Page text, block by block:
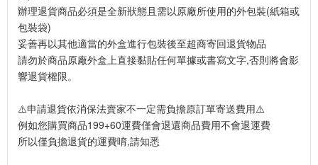
辦理退貨商品必須是全新狀態且需以原廠所使用的外包裝(紙箱或
包裝袋)
妥善再以其他適當的外盒進行包裝後至超商寄回退貨物品
請勿於商品原廠外盒上直接黏貼任何單據或書寫文字,否則將會影
響退貨權限。
⚠️申請退貨依消保法賣家不一定需負擔原訂單寄送費用⚠️
例如您購買商品199+60運費僅會退還商品費用不會退運費
所以僅負擔退貨的運費唷,請知悉